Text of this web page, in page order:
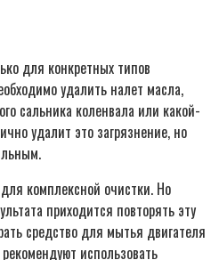
для конкретных типов
удалить налет масла,
сальника коленвала или какой-
удалит это загрязнение, но
комплексной очистки. Но
приходится повторять эту
средство для мытья двигателя
использовать